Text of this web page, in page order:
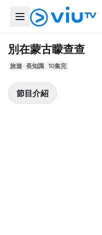
別在蒙古矇查查
旅遊 長知識 10集完
節目介紹